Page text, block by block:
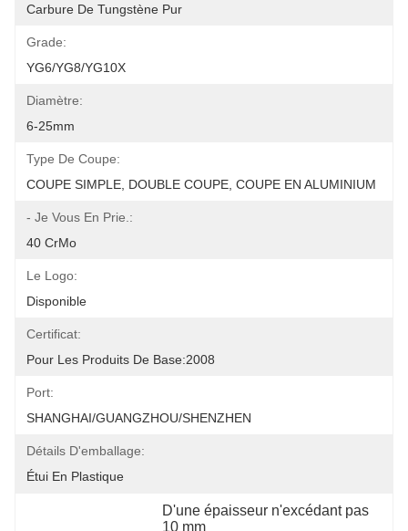
Carbure De Tungstène Pur
Grade:
YG6/YG8/YG10X
Diamètre:
6-25mm
Type De Coupe:
COUPE SIMPLE, DOUBLE COUPE, COUPE EN ALUMINIUM
- Je Vous En Prie.:
40 CrMo
Le Logo:
Disponible
Certificat:
Pour Les Produits De Base:2008
Port:
SHANGHAI/GUANGZHOU/SHENZHEN
Détails D'emballage:
Étui En Plastique
D'une épaisseur n'excédant pas
10 mm